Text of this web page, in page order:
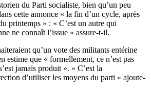
du Parti socialiste, bien qu’un peu
cette annonce « la fin d’un cycle, après
printemps » : « C’est un autre qui
ne connaît l’issue » assure-t-il.
qu’un vote des militants entérine
estime que « formellement, ce n’est pas
jamais produit ». « C’est la
d’utiliser les moyens du parti » ajoute-